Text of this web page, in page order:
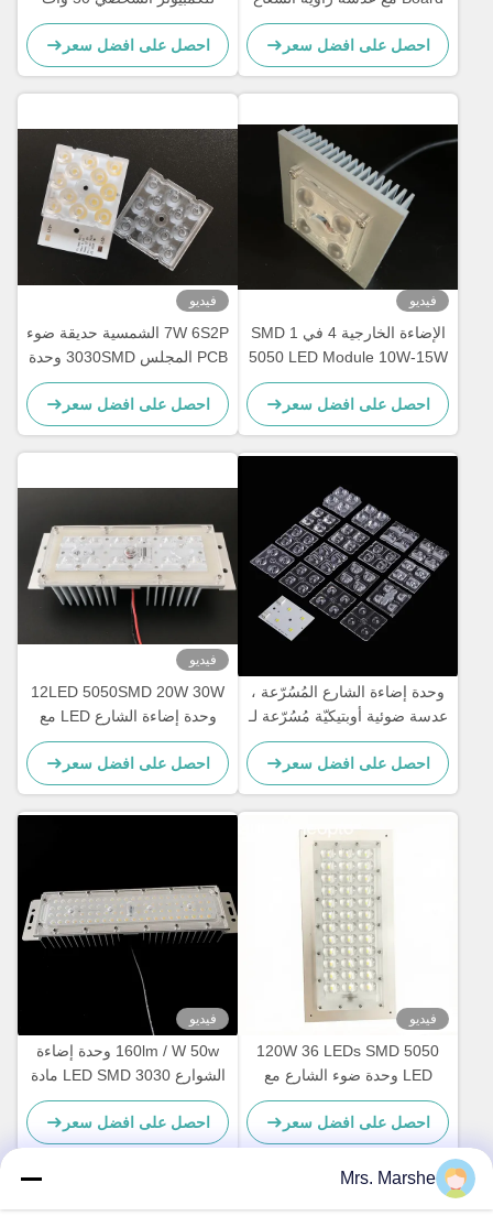
TYPE2-M لتاجر الجملة لوحدة
الإضاءة
احصل على افضل سعر
SMD3030 PCB Module
Street Light Array Array Lens
احصل على افضل سعر
فيديو
الإضاءة الخارجية 4 في 1 SMD
5050 LED Module 10W-15W
مع عدسة 150x75 درجة
مقاومة للماء
احصل على افضل سعر
فيديو
7W 6S2P الشمسية حديقة ضوء
PCB المجلس 3030SMD وحدة
مخصصة
احصل على افضل سعر
وحدة إضاءة الشارع المُسُرّعة ،
عدسة ضوئية أوبتيكيّة مُسُرّعة لـ
احصل على افضل سعر
فيديو
12LED 5050SMD 20W 30W
وحدة إضاءة الشارع LED مع
غرفة التبريد
احصل على افضل سعر
فيديو
120W 36 LEDs SMD 5050
LED وحدة ضوء الشارع مع
عدسة زاوية الشعاع من النوع
III-M ولوحة PCB
احصل على افضل سعر
فيديو
160lm / W 50w وحدة إضاءة
الشوارع LED SMD 3030 مادة
الكمبيوتر
احصل على افضل سعر
Mrs. Marshe